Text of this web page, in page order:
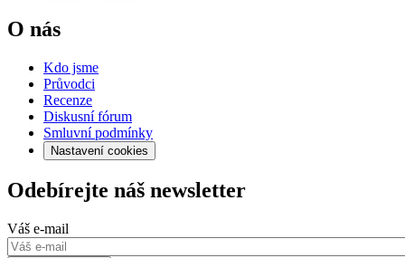
O nás
Kdo jsme
Průvodci
Recenze
Diskusní fórum
Smluvní podmínky
Nastavení cookies
Odebírejte náš newsletter
Váš e-mail